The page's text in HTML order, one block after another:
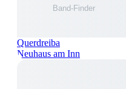
Querdreiba
Neuhaus am Inn